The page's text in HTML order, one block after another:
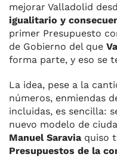
mejorar Valladolid
igualitario y
primer Presupuesto
de Gobierno del que
forma parte, y eso se
La idea, pese a la
números, enmiendas
incluidas, es sencilla:
nuevo modelo de
Manuel Saravia quiso
Presupuestos de la